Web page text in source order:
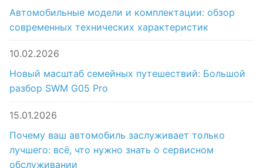
Автомобильные модели и комплектации: обзор
современных технических характеристик
10.02.2026
Новый масштаб семейных путешествий: Большой
разбор SWM G05 Pro
15.01.2026
Почему ваш автомобиль заслуживает только
лучшего: всё, что нужно знать о сервисном
обслуживании